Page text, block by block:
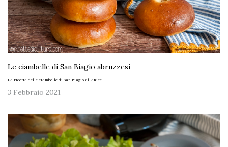
Le ciambelle di San Biagio abruzzesi
La ricetta delle ciambelle di San Biagio all'anice
3 Febbraio 2021